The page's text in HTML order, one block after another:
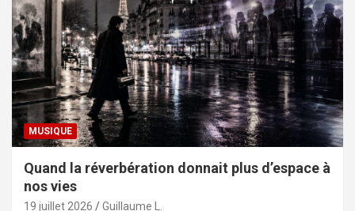
MUSIQUE
Quand la réverbération donnait plus d’espace à
nos vies
19 juillet 2026 Guillaume L.